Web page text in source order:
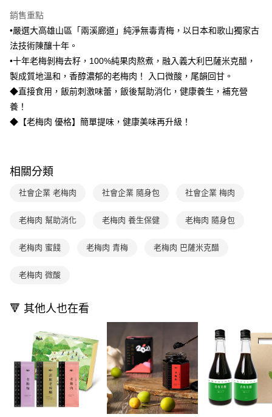
成交易。
3.實際核准額度、可分期數及費用金額請依後續交易確認頁面所載為準。
4.訂單成立30分鐘內，如未前往確認交易或遇審核未通過，訂單將自動取
消。如遇「轉專審核」未通過狀況，表示未達大哥付你分期系統評分，恕無
法說明評估內容。
1.分期款項不併入電信帳單，「大哥付你分期」於每月結算日後寄送繳費提
醒簡訊。
2.透過簡訊連結打開帳單後，可選擇「超商條碼／台灣大直營門市／銀行轉
帳／街口支付／iPASS MONEY」等通路繳費。
買賣價金債權讓與本公司後，依約使用本公司帳單繳交帳款。
2.基於同意付款使用「大哥付你分期」之契約關係目的，商店將以您的個人
資料（包含姓名、電話或地址）提供予台灣大哥大進項蒐集、處理及利用，
AFTEE先享後付是「在收到商品之後才付款」的支付方式。 讓您購物簡單
便利好安心！
１．簡單：不需註冊會員、不需綁卡、不需儲值。
２．便利：只要手機號碼，簡訊認證，即可結帳。
３．安心：先確認商品／服務後，再付款。
１．於結帳方式選擇「AFTEE先享後付」後，將跳轉至「AFTEE先享後付」
結帳頁面，進行簡訊認證並確認金額後，即可完成結帳。
２．訂單成立數日內，您將收到繳費通知簡訊。
３．收到繳費通知簡訊後14天內，點擊此簡訊中的連結，可透過四大超商／
後付繳納相關費用。
是否繳費成功／繳費後需取消欲退款等相關疑問，請聯繫「AFTEE先享後付
易，需依本服務之必要範圍內提供個人資料，並將交易相關給付款項請求債
２．關於個人資料處理事宜，請瀏覽以下網址：
「AFTEE先享後付」，若未經同意申辦者引起之損失，本公司不負相關責
任。
時審查核予不同之上限額度；若仍有額度不足之情形，本公司將視審查結果
請求用戶進行身份認證。
５．嚴禁一人註冊多個帳號或使用他人資訊註冊。若發現惡意使用之情形，
恩沛科技股份有限公司將有權停止該用戶之使用額度並採取法律行動。
ATM付款
運送方式
國內宅配/郵寄 (不適用離島、海外及郵局i郵箱)
每筆NT$70，滿NT$800(含以上)免運費
銷售重點
•嚴選大高雄山區「兩溪廊道」純淨無毒青梅，以日本和歌山獨家古
法技術陳釀十年。
•十年老梅剝梅去籽，100%純果肉熬煮，融入義大利巴薩米克醋，
製成質地溫和，香醇濃郁的老梅肉！ 入口微酸，尾韻回甘。
◆直接食用，飯前刺激味蕾，飯後幫助消化，健康養生，補充營
養！
◆【老梅肉 優格】簡單提味，健康美味再升級！
相關分類
社會企業 老梅肉 社會企業 隨身包 社會企業 梅肉
老梅肉 幫助消化 老梅肉 養生保健 老梅肉 隨身包
老梅肉 蜜餞 老梅肉 青梅 老梅肉 巴薩米克醋
老梅肉 微酸
🔻 其他人也在看